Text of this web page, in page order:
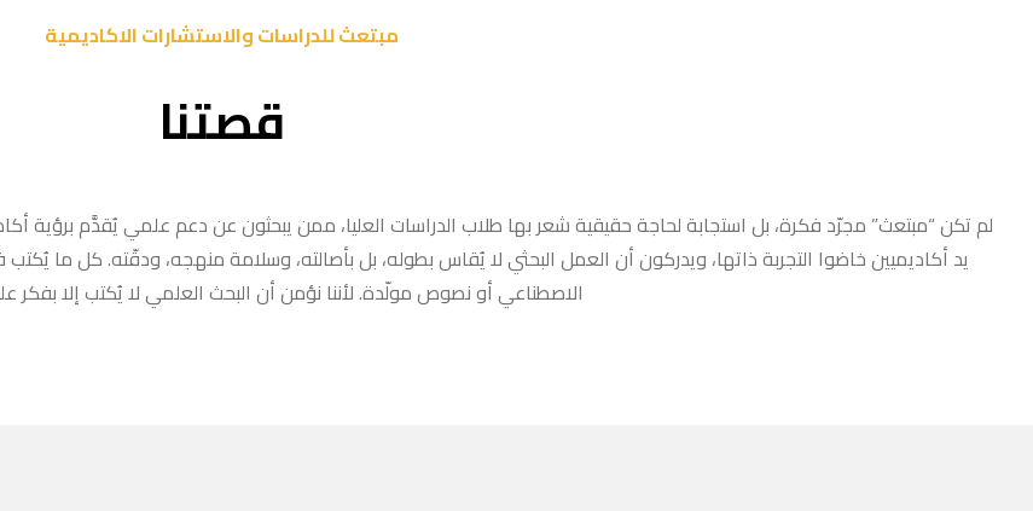
مبتعث للدراسات والاستشارات الاكاديمية
قصتنا
لم تكن “مبتعث” مجرّد فكرة، بل استجابة لحاجة حقيقية شعر بها طلاب الدراسات العليا، ممن يبحثون عن دعم علمي يُقدَّم برؤية
يد أكاديميين خاضوا التجربة ذاتها، ويدركون أن العمل البحثي لا يُقاس بطوله، بل بأصالته، وسلامة منهجه، ودقّته. كل ما
الاصطناعي أو نصوص مولّدة. لأننا نؤمن أن البحث العلمي لا يُكتب إلا بفكر